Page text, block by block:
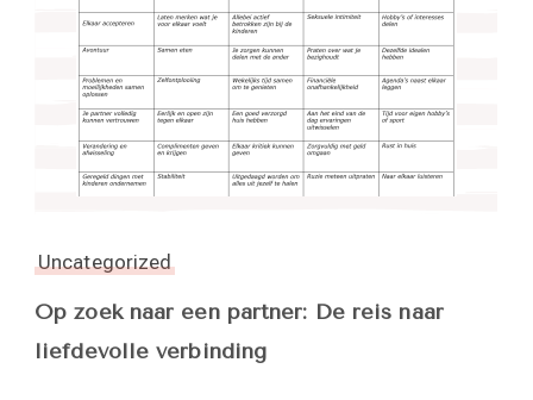
Uncategorized
Op zoek naar een partner: De reis naar
liefdevolle verbinding